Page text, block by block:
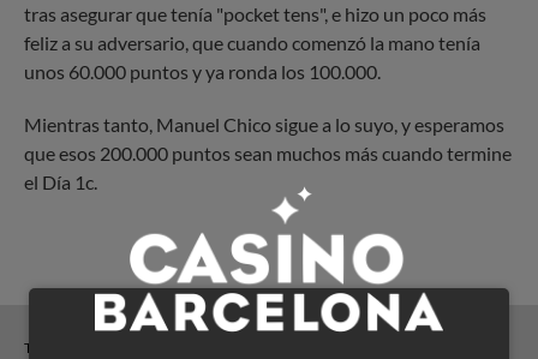
tras asegurar que tenía "pocket tens", e hizo un poco más
feliz a su adversario, que cuando comenzó la mano tenía
unos 60.000 puntos y ya ronda los 100.000.
Mientras tanto, Manuel Chico sigue a lo suyo, y esperamos
que esos 200.000 puntos sean muchos más cuando termine
el Día 1c.
TAGS: